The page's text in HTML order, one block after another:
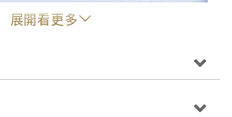
展開看更多